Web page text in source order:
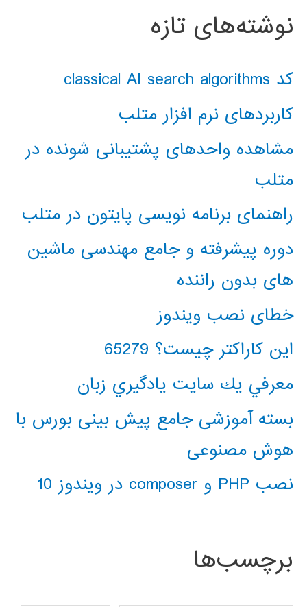
نوشته‌های تازه
کد classical AI search algorithms
کاربردهای نرم افزار متلب
مشاهده واحدهای پشتیبانی شونده در
متلب
راهنمای برنامه نویسی پایتون در متلب
دوره پیشرفته و جامع مهندسی ماشین
های بدون راننده
خطای نصب ویندوز
این کاراکتر چیست؟ 65279
معرفي يك سايت يادگيري زبان
بسته آموزشی جامع پیش بینی بورس با
هوش مصنوعی
نصب PHP و composer در ویندوز 10
برچسب‌ها